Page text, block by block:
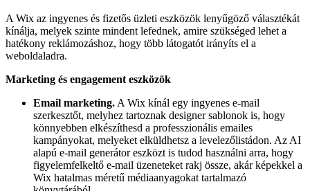
A Wix az ingyenes és fizetős üzleti eszközök lenyűgöző választékát
kínálja, melyek szinte mindent lefednek, amire szükséged lehet a
hatékony reklámozáshoz, hogy több látogatót irányíts el a
weboldaladra.
Marketing és engagement eszközök
Email marketing. A Wix kínál egy ingyenes e-mail
szerkesztőt, melyhez tartoznak designer sablonok is, hogy
könnyebben elkészíthesd a professzionális emailes
kampányokat, melyeket elküldhetsz a levelezőlistádon. Az AI
alapú e-mail generátor eszközt is tudod használni arra, hogy
figyelemfelkeltő e-mail üzeneteket rakj össze, akár képekkel a
Wix hatalmas méretű médiaanyagokat tartalmazó